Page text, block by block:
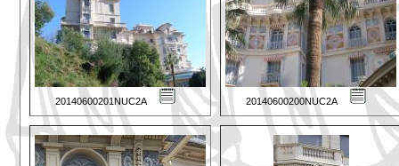
20140600201NUC2A 20140600200NUC2A